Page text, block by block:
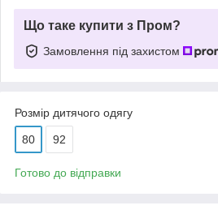
Що таке купити з Пром?
Замовлення під захистом
Розмір дитячого одягу
80 92
Готово до відправки